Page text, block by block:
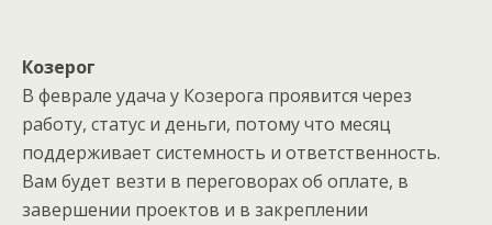
Козерог
В феврале удача у Козерога проявится через
работу, статус и деньги, потому что месяц
поддерживает системность и ответственность.
Вам будет везти в переговорах об оплате, в
завершении проектов и в закреплении